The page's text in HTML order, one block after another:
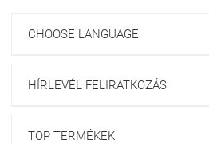
CHOOSE LANGUAGE
HÍRLEVÉL FELIRATKOZÁS
TOP TERMÉKEK